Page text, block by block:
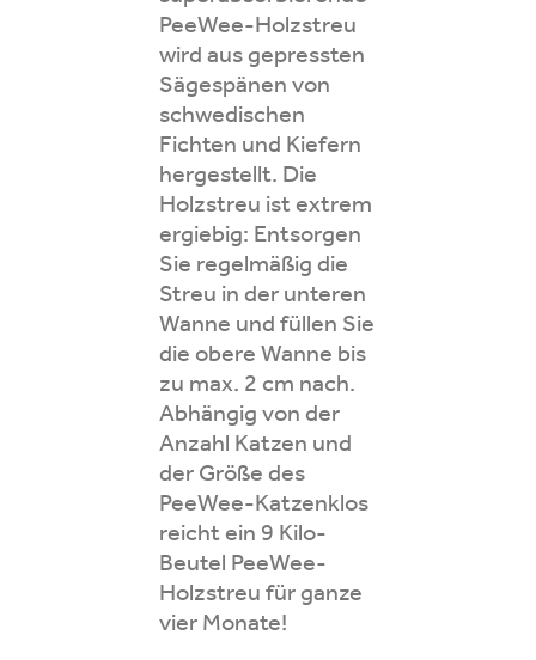
PeeWee-Holzstreu
wird aus gepressten
Sägespänen von
schwedischen
Fichten und Kiefern
hergestellt. Die
Holzstreu ist extrem
ergiebig: Entsorgen
Sie regelmäßig die
Streu in der unteren
Wanne und füllen Sie
die obere Wanne bis
zu max. 2 cm nach.
Abhängig von der
Anzahl Katzen und
der Größe des
PeeWee-Katzenklos
reicht ein 9 Kilo-
Beutel PeeWee-
Holzstreu für ganze
vier Monate!